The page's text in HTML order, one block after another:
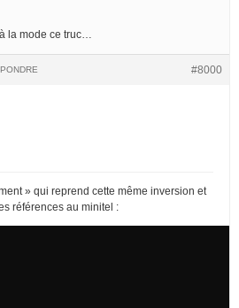
la mode ce truc…
#8000
» qui reprend cette même inversion et
références au minitel :